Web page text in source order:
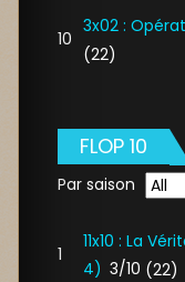
10
3x02 :
(22)
FLOP 10
Par saison
1
11x10 : La
4) 3/10 (22)